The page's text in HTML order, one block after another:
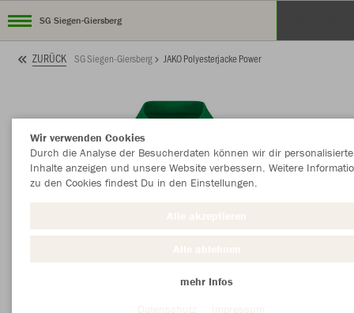
SG Siegen-Giersberg
ZURÜCK SG Siegen-Giersberg JAKO Polyesterjacke Power
Wir verwenden Cookies
Durch die Analyse der Besucherdaten können wir dir personalisierte
Inhalte anzeigen und unsere Website verbessern. Weitere
zu den Cookies findest Du in den Einstellungen.
mehr Infos